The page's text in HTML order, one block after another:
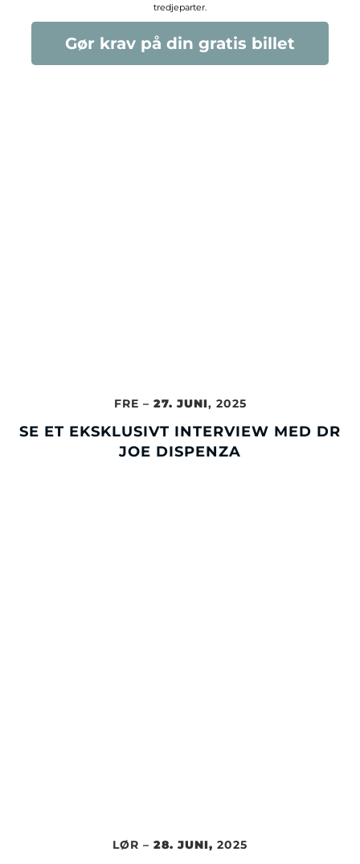
tredjeparter.
Gør krav på din gratis billet
FRE – 27. JUNI, 2025
SE ET EKSKLUSIVT INTERVIEW MED DR
JOE DISPENZA
LØR – 28. JUNI, 2025